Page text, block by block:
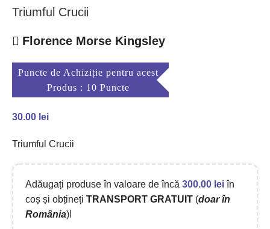
Triumful Crucii
Florence Morse Kingsley
Puncte de Achiziție pentru acest
Produs : 10 Puncte
30.00 lei
Triumful Crucii
Adăugați produse în valoare de încă 300.00 leiîn
coș și obțineți TRANSPORT GRATUIT (doar în
România)!